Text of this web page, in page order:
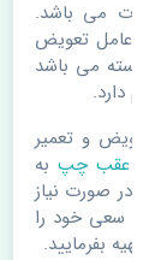
می باشد.
عامل تعویض
می باشد
دارد.
و تعمیر
عقب چپ به
در صورت نیاز
سعی خود را
تهیه بفرمایید.